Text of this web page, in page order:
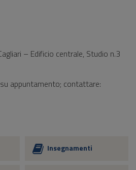
– Edificio centrale, Studio n.3
appuntamento; contattare:
Insegnamenti